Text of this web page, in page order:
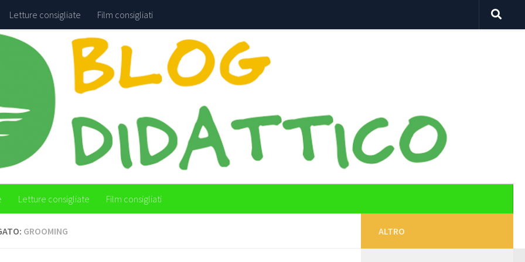
Letture consigliate Film consigliati
Letture consigliate Film consigliati
GROOMING ALTRO